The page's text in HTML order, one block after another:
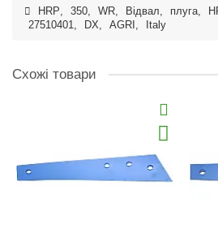
HRP 350 WR Відвал плуга
27510401
DX AGRI Italy
Схожі товари